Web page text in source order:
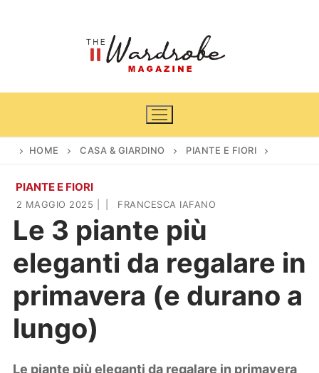
Home
News
Cinema e TV
Casa & Giardino
Arredamento
Piante e fiori
DIY
Lifestyle
Viaggi
HOME CASA & GIARDINO PIANTE E FIORI
PIANTE E FIORI
2 MAGGIO 2025 FRANCESCA IAFANO
Le 3 piante più
eleganti da regalare in
primavera (e durano a
lungo)
Le piante più eleganti da regalare in primavera